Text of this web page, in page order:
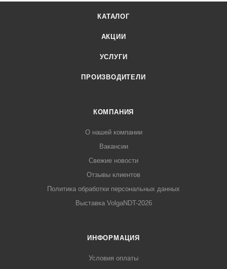
КАТАЛОГ
АКЦИИ
УСЛУГИ
ПРОИЗВОДИТЕЛИ
КОМПАНИЯ
О нашей компании
Вакансии
Свежие новости
Отзывы клиентов
Политика обработки персональных данных
Выставка VolgaNDT-2026
ИНФОРМАЦИЯ
Условия оплаты